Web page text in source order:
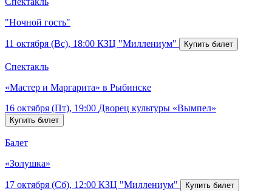
"Ночной гость"
11 октября (Вс), 18:00 КЗЦ "Миллениум"
Спектакль
«Мастер и Маргарита» в Рыбинске
16 октября (Пт), 19:00 Дворец культуры «Вымпел»
Балет
«Золушка»
17 октября (Сб), 12:00 КЗЦ "Миллениум"